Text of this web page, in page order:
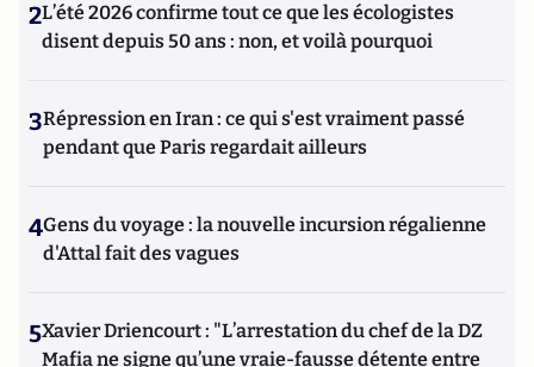
2L’été 2026 confirme tout ce que les écologistes
disent depuis 50 ans : non, et voilà pourquoi
3Répression en Iran : ce qui s'est vraiment passé
pendant que Paris regardait ailleurs
4Gens du voyage : la nouvelle incursion régalienne
d'Attal fait des vagues
5Xavier Driencourt : "L’arrestation du chef de la DZ
Mafia ne signe qu’une vraie-fausse détente entre